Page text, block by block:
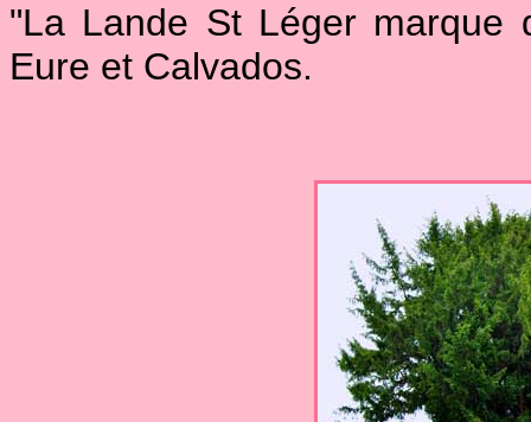
"La Lande St Léger marque
Eure et Calvados.